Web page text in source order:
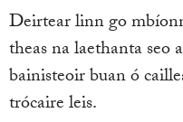
Deirtear linn go
theas na laethanta seo
bainisteoir buan ó
trócaire leis.